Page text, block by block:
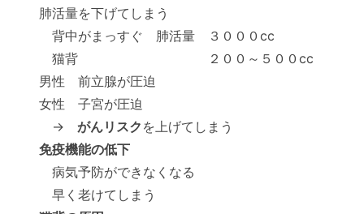
肺活量を下げてしまう
背中がまっすぐ 肺活量 ３０００cc
猫背 ２００～５００cc
男性 前立腺が圧迫
女性 子宮が圧迫
→ がんリスク を上げてしまう
免疫機能の低下
病気予防ができなくなる
早く老けてしまう